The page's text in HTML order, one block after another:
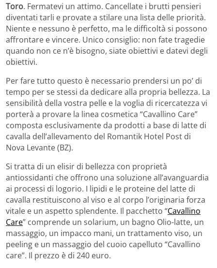
Toro. Fermatevi un attimo. Cancellate i brutti pensieri
diventati tarli e provate a stilare una lista delle priorità.
Niente e nessuno è perfetto, ma le difficoltà si possono
affrontare e vincere. Unico consiglio: non fate tragedie
quando non ce n’è bisogno, siate obiettivi e datevi degli
obiettivi.
Per fare tutto questo è necessario prendersi un po’ di
tempo per se stessi da dedicare alla propria bellezza. La
sensibilità della vostra pelle e la voglia di ricercatezza vi
porterà a provare la linea cosmetica “Cavallino Care”
composta esclusivamente da prodotti a base di latte di
cavalla dell’allevamento del Romantik Hotel Post di
Nova Levante (BZ).
Si tratta di un elisir di bellezza con proprietà
antiossidanti che offrono una soluzione all’avanguardia
ai processi di logorio. I lipidi e le proteine del latte di
cavalla restituiscono al viso e al corpo l’originaria forza
vitale e un aspetto splendente. Il pacchetto “Cavallino
Care” comprende un solarium, un bagno Olio-latte, un
massaggio, un impacco mani, un trattamento viso, un
peeling e un massaggio del cuoio capelluto “Cavallino
care”. Il prezzo è di 240 euro.